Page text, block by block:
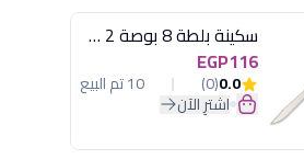
سكينة بلطة 8 بوصة 2 مسمار
EGP116
0.0
(0) 10 تم البيع
اشترِ الآن